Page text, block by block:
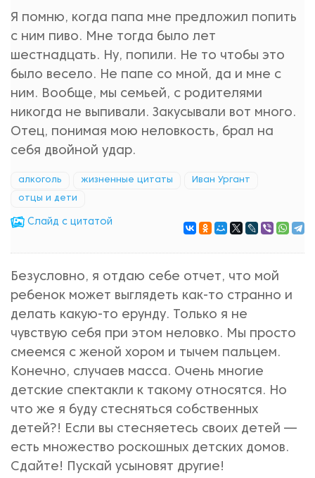
Я помню, когда папа мне предложил попить
с ним пиво. Мне тогда было лет
шестнадцать. Ну, попили. Не то чтобы это
было весело. Не папе со мной, да и мне с
ним. Вообще, мы семьей, с родителями
никогда не выпивали. Закусывали вот много.
Отец, понимая мою неловкость, брал на
себя двойной удар.
алкоголь жизненные цитаты Иван Ургант
отцы и дети
Cлайд с цитатой
Безусловно, я отдаю себе отчет, что мой
ребенок может выглядеть как-то странно и
делать какую-то ерунду. Только я не
чувствую себя при этом неловко. Мы просто
смеемся с женой хором и тычем пальцем.
Конечно, случаев масса. Очень многие
детские спектакли к такому относятся. Но
что же я буду стесняться собственных
детей?! Если вы стесняетесь своих детей —
есть множество роскошных детских домов.
Сдайте! Пускай усыновят другие!